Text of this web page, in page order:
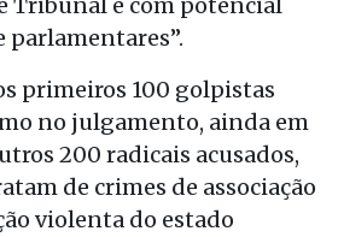
primeiros 100 golpistas
no julgamento, ainda em
200 radicais acusados,
de crimes de associação
violenta do estado